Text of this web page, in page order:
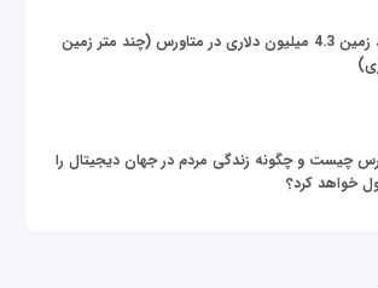
خرید زمین 4.3 میلیون دلاری در متاورس (چند متر زمین
چیست و چگونه زندگی مردم در جهان دیجیتال را
خواهد کرد؟